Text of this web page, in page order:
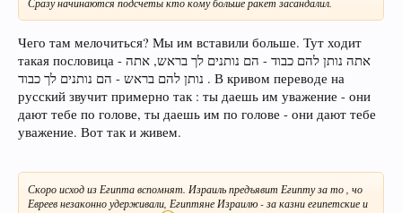
Чего там мелочиться? Мы им вставили больше. Тут ходит
такая пословица - אתה נותן להם כבוד - הם נותנים לך בראש, אתה
נותן להם בראש - הם נותנים לך כבוד . В кривом переводе на
русский звучит примерно так : ты даешь им уважение - они
дают тебе по голове, ты даешь им по голове - они дают тебе
уважение. Вот так и живем.
Скоро исход из Египта вспомнят. Израиль предъявит Египту за то , чо
Евреев незаконно удерживали, Египтяне Израилю - за казни египетские и